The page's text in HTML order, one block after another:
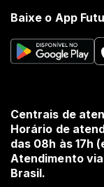
Baixe o App
Centrais de
Horário de
das 08h às 17h
Atendimento
Brasil.